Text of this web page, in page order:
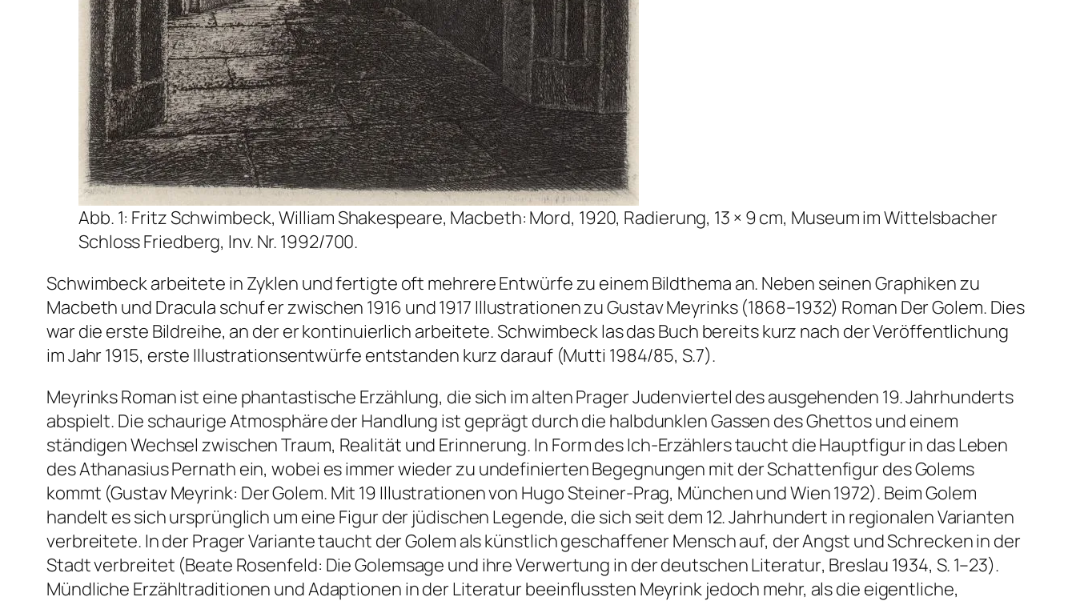
Abb. 1: Fritz Schwimbeck,William Shakespeare, Macbeth: Mord, 1920, Radierung, 13 × 9 cm, Museum im Wittelsbacher
Schloss Friedberg, Inv. Nr. 1992/700.
Schwimbeck arbeitete in Zyklen und fertigte oft mehrere Entwürfe zu einem Bildthema an. Neben seinen Graphiken zu
Macbeth und Dracula schuf er zwischen 1916 und 1917 Illustrationen zu Gustav Meyrinks (1868–1932) Roman Der Golem. Dies
war die erste Bildreihe, an der er kontinuierlich arbeitete. Schwimbeck las das Buch bereits kurz nach der Veröffentlichung
im Jahr 1915, erste Illustrationsentwürfe entstanden kurz darauf (Mutti 1984/85, S.7).
Meyrinks Roman ist eine phantastische Erzählung, die sich im alten Prager Judenviertel des ausgehenden 19. Jahrhunderts
abspielt. Die schaurige Atmosphäre der Handlung ist geprägt durch die halbdunklen Gassen des Ghettos und einem
ständigen Wechsel zwischen Traum, Realität und Erinnerung. In Form des Ich-Erzählers taucht die Hauptfigur in das Leben
des Athanasius Pernath ein, wobei es immer wieder zu undefinierten Begegnungen mit der Schattenfigur des Golems
kommt (Gustav Meyrink: Der Golem. Mit 19 Illustrationen von Hugo Steiner-Prag, München und Wien 1972). Beim Golem
handelt es sich ursprünglich um eine Figur der jüdischen Legende, die sich seit dem 12. Jahrhundert in regionalen Varianten
verbreitete. In der Prager Variante taucht der Golem als künstlich geschaffener Mensch auf, der Angst und Schrecken in der
Stadt verbreitet (Beate Rosenfeld: Die Golemsage und ihre Verwertung in der deutschen Literatur, Breslau 1934, S. 1–23).
Mündliche Erzähltraditionen und Adaptionen in der Literatur beeinflussten Meyrink jedoch mehr, als die eigentliche,